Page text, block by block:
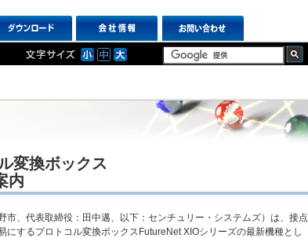
変換ボックス
内
、代表取締役：田中邁、以下：センチュリー・システムズ）は、接点
するプロトコル変換ボックスFutureNet XIOシリーズの最新機種とし